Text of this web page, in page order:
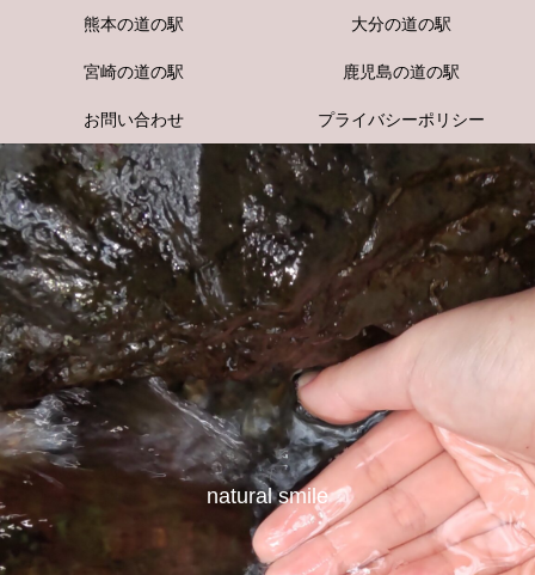
natural smile
熊本の道の駅 大分の道の駅
宮崎の道の駅 鹿児島の道の駅
お問い合わせ プライバシーポリシー